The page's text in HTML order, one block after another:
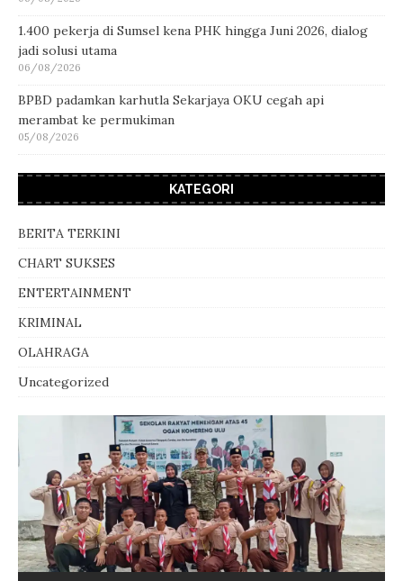
1.400 pekerja di Sumsel kena PHK hingga Juni 2026, dialog
jadi solusi utama
06/08/2026
BPBD padamkan karhutla Sekarjaya OKU cegah api
merambat ke permukiman
05/08/2026
KATEGORI
BERITA TERKINI
CHART SUKSES
ENTERTAINMENT
KRIMINAL
OLAHRAGA
Uncategorized